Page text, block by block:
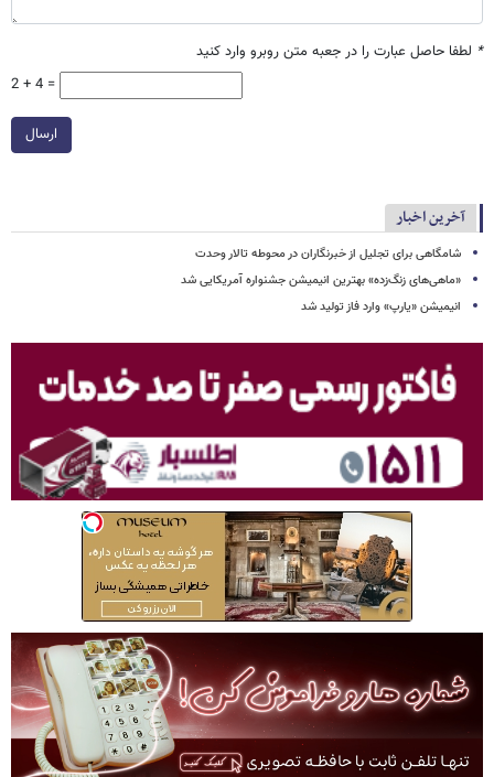
* لطفا حاصل عبارت را در جعبه متن روبرو وارد کنید
2 + 4 =
ارسال
آخرین اخبار
شامگاهی برای تجلیل از خبرنگاران در محوطه تالار وحدت
«ماهی‌های زنگ‌زده» بهترین انیمیشن جشنواره آمریکایی شد
انیمیشن «یارپ» وارد فاز تولید شد